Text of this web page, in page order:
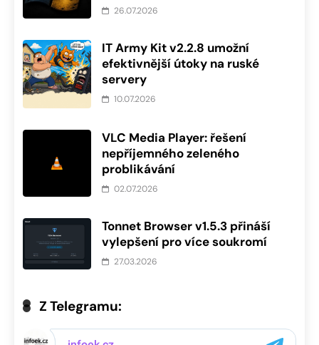
26.07.2026
IT Army Kit v2.2.8 umožní
efektivnější útoky na ruské
servery
10.07.2026
VLC Media Player: řešení
nepříjemného zeleného
problikávání
02.07.2026
Tonnet Browser v1.5.3 přináší
vylepšení pro více soukromí
27.03.2026
Z Telegramu: